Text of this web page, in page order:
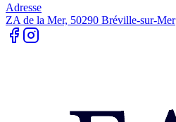
Adresse
ZA de la Mer, 50290 Bréville-sur-Mer